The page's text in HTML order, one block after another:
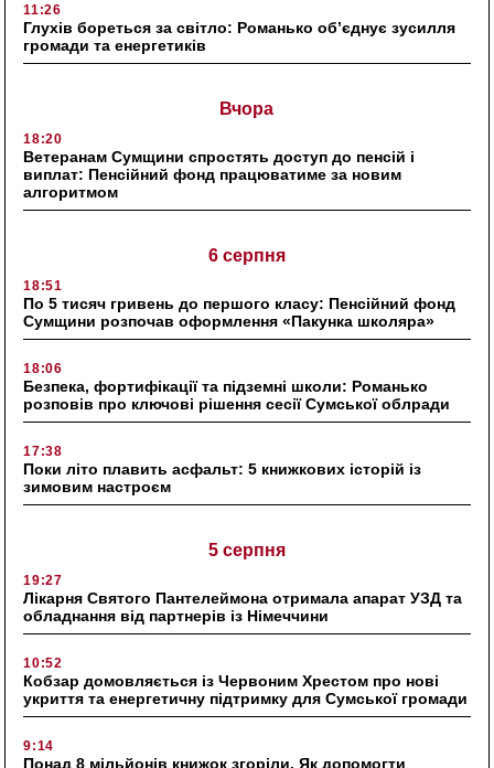
11:26
Глухів бореться за світло: Романько об’єднує зусилля
громади та енергетиків
Вчора
18:20
Ветеранам Сумщини спростять доступ до пенсій і
виплат: Пенсійний фонд працюватиме за новим
алгоритмом
6 серпня
18:51
По 5 тисяч гривень до першого класу: Пенсійний фонд
Сумщини розпочав оформлення «Пакунка школяра»
18:06
Безпека, фортифікації та підземні школи: Романько
розповів про ключові рішення сесії Сумської облради
17:38
Поки літо плавить асфальт: 5 книжкових історій із
зимовим настроєм
5 серпня
19:27
Лікарня Святого Пантелеймона отримала апарат УЗД та
обладнання від партнерів із Німеччини
10:52
Кобзар домовляється із Червоним Хрестом про нові
укриття та енергетичну підтримку для Сумської громади
9:14
Понад 8 мільйонів книжок згоріли. Як допомогти